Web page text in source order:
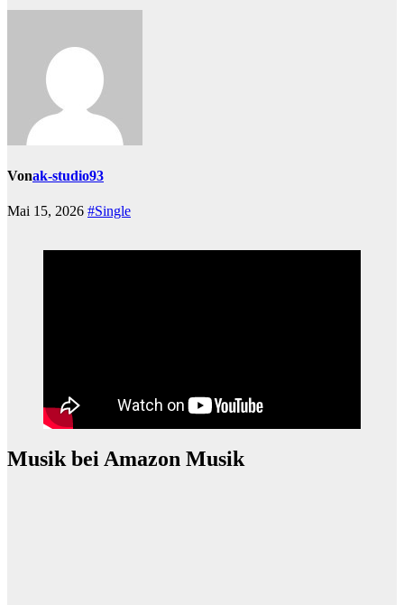
Vonak-studio93
Mai 15, 2026 #Single
Musik bei Amazon Musik